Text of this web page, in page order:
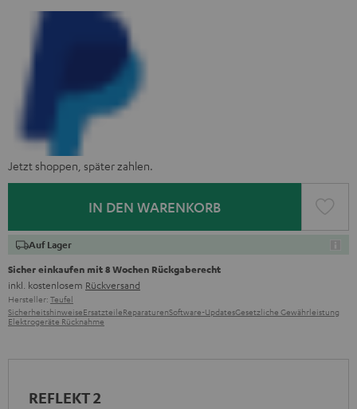
Jetzt shoppen, später zahlen.
IN DEN WARENKORB
Auf Lager
Sicher einkaufen mit 8 Wochen Rückgaberecht
inkl. kostenlosem Rückversand
Hersteller: Teufel
SicherheitshinweiseErsatzteileReparaturenSoftware-UpdatesGesetzliche Gewährleistung
Elektrogeräte Rücknahme
REFLEKT 2